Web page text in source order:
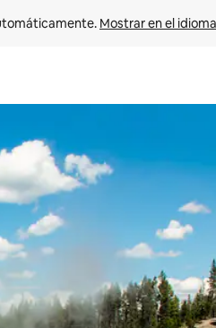
Mostrar en el